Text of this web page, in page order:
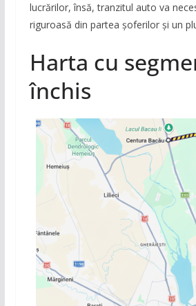
lucrărilor, însă, tranzitul auto va
riguroasă din partea șoferilor și un
Harta cu
închis